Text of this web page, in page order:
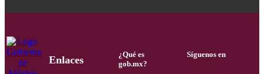
Enlaces
¿Qué es
gob.mx?
Síguenos en